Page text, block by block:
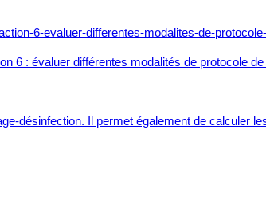
6 : évaluer différentes modalités de protocole
désinfection. Il permet également de calculer